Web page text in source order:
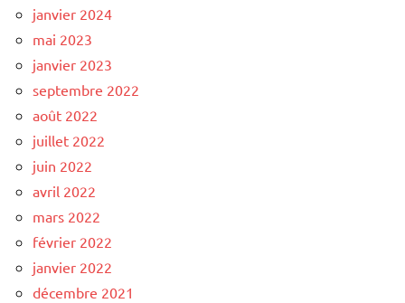
janvier 2024
mai 2023
janvier 2023
septembre 2022
août 2022
juillet 2022
juin 2022
avril 2022
mars 2022
février 2022
janvier 2022
décembre 2021